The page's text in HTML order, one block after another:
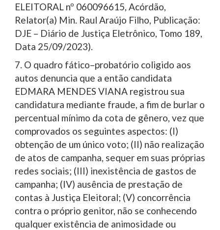
ELEITORAL nº 060096615, Acórdão,
Relator(a) Min. Raul Araújo Filho, Publicação:
DJE – Diário de Justiça Eletrônico, Tomo 189,
Data 25/09/2023).
7. O quadro fático–probatório coligido aos
autos denuncia que a então candidata
EDMARA MENDES VIANA registrou sua
candidatura mediante fraude, a fim de burlar o
percentual mínimo da cota de gênero, vez que
comprovados os seguintes aspectos: (I)
obtenção de um único voto; (II) não realização
de atos de campanha, sequer em suas próprias
redes sociais; (III) inexistência de gastos de
campanha; (IV) ausência de prestação de
contas à Justiça Eleitoral; (V) concorrência
contra o próprio genitor, não se conhecendo
qualquer existência de animosidade ou